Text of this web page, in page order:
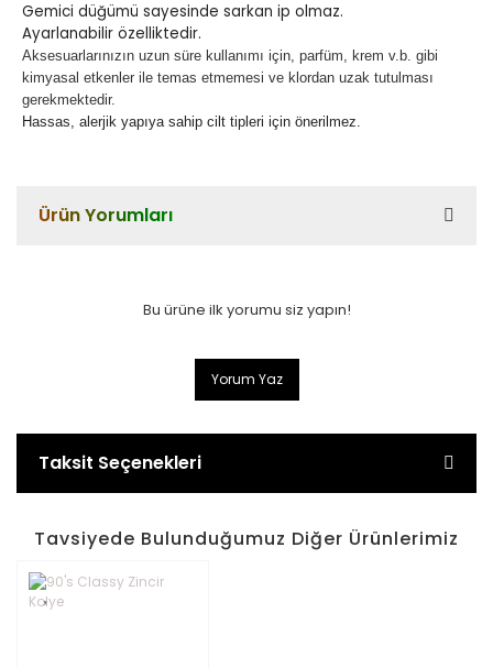
Gemici düğümü sayesinde sarkan ip olmaz.
Ayarlanabilir özelliktedir.
Aksesuarlarınızın uzun süre kullanımı için, parfüm, krem v.b. gibi
kimyasal etkenler ile temas etmemesi ve klordan uzak tutulması
gerekmektedir.
Hassas, alerjik yapıya sahip cilt tipleri için önerilmez.
Ürün Yorumları
Bu ürüne ilk yorumu siz yapın!
Yorum Yaz
Taksit Seçenekleri
Tavsiyede Bulunduğumuz Diğer Ürünlerimiz